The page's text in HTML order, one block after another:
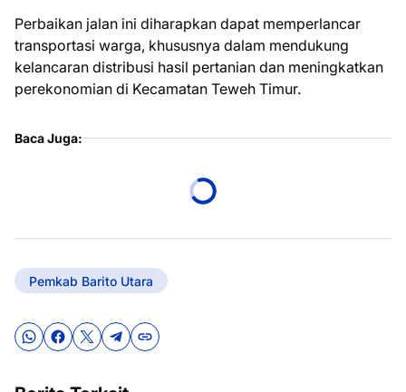
Perbaikan jalan ini diharapkan dapat memperlancar
transportasi warga, khususnya dalam mendukung
kelancaran distribusi hasil pertanian dan meningkatkan
perekonomian di Kecamatan Teweh Timur.
Baca Juga:
Pemkab Barito Utara